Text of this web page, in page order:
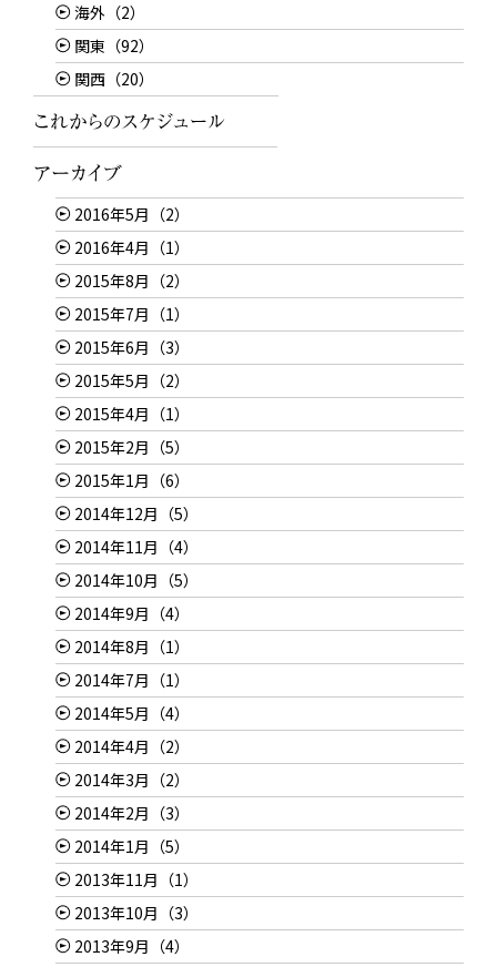
海外（2）
関東（92）
関西（20）
2016年5月（2）
2016年4月（1）
2015年8月（2）
2015年7月（1）
2015年6月（3）
2015年5月（2）
2015年4月（1）
2015年2月（5）
2015年1月（6）
2014年12月（5）
2014年11月（4）
2014年10月（5）
2014年9月（4）
2014年8月（1）
2014年7月（1）
2014年5月（4）
2014年4月（2）
2014年3月（2）
2014年2月（3）
2014年1月（5）
2013年11月（1）
2013年10月（3）
2013年9月（4）